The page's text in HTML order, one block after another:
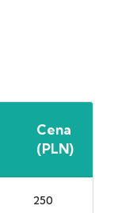
Cena
(PLN)
250